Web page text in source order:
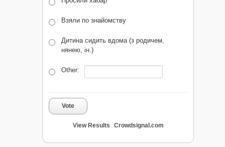
Взяли по знайомству
Дитина сидить вдома (з родичем,
нянею, ін.)
Other:
Vote
View Results Crowdsignal.com